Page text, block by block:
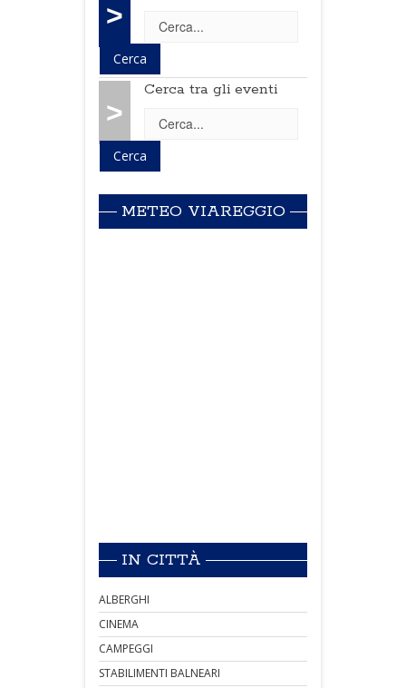
>
>
Cerca tra gli eventi
METEO VIAREGGIO
IN CITTÀ
ALBERGHI
CINEMA
CAMPEGGI
STABILIMENTI BALNEARI